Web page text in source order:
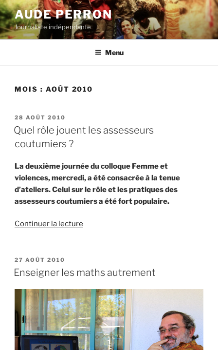
Aller
au
contenu
principal
AUDE PERRON
Journaliste indépendante
Menu
MOIS : AOÛT 2010
PUBLIÉ
LE
28 AOÛT 2010
Quel rôle jouent les assesseurs
coutumiers ?
La deuxième journée du colloque Femme et
violences, mercredi, a été consacrée à la tenue
d’ateliers. Celui sur le rôle et les pratiques des
assesseurs coutumiers a été fort populaire.
Continuer la lecture
les
coutumiers
? »
PUBLIÉ
LE
27 AOÛT 2010
Enseigner les maths autrement